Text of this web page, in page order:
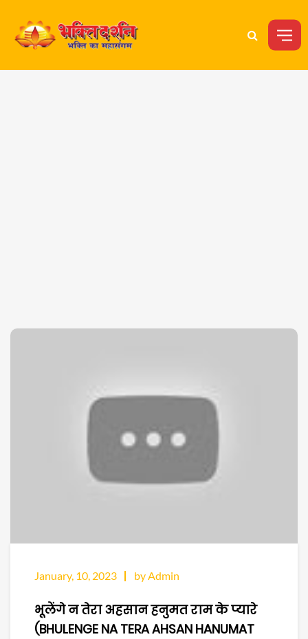
January, 10, 2023 by Admin
भूलेंगे न तेरा अहसान हनुमत राम के प्यारे
(BHULENGE NA TERA AHSAN HANUMAT